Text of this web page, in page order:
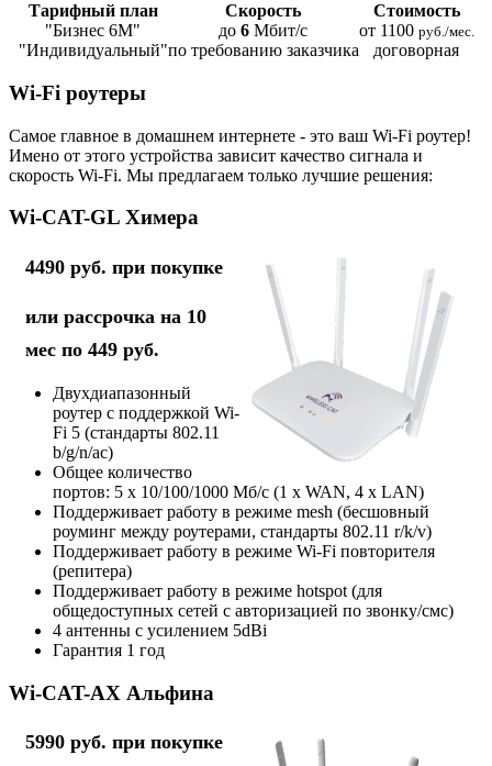
Тарифный план
Скорость
Стоимость
"Бизнес 6М"
до 6 Мбит/с от 1100 руб./мес.
"Индивидуальный"по требованию заказчика договорная
Wi-Fi роутеры
Самое главное в домашнем интернете - это ваш Wi-Fi роутер!
Имено от этого устройства зависит качество сигнала и
скорость Wi-Fi. Мы предлагаем только лучшие решения:
Wi-CAT-GL Химера
4490 руб. при покупке
или рассрочка на 10
мес по 449 руб.
Двухдиапазонный
роутер с поддержкой Wi-
Fi 5 (стандарты 802.11
b/g/n/ac)
Общее количество
портов: 5 х 10/100/1000 Мб/с (1 x WAN, 4 x LAN)
Поддерживает работу в режиме mesh (бесшовный
роуминг между роутерами, стандарты 802.11 r/k/v)
Поддерживает работу в режиме Wi-Fi повторителя
(репитера)
Поддерживает работу в режиме hotspot (для
общедоступных сетей с авторизацией по звонку/смс)
4 антенны с усилением 5dBi
Гарантия 1 год
Wi-CAT-AX Альфина
5990 руб. при покупке